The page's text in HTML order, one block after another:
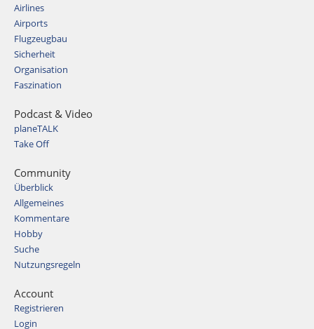
Airlines
Airports
Flugzeugbau
Sicherheit
Organisation
Faszination
Podcast & Video
planeTALK
Take Off
Community
Überblick
Allgemeines
Kommentare
Hobby
Suche
Nutzungsregeln
Account
Registrieren
Login